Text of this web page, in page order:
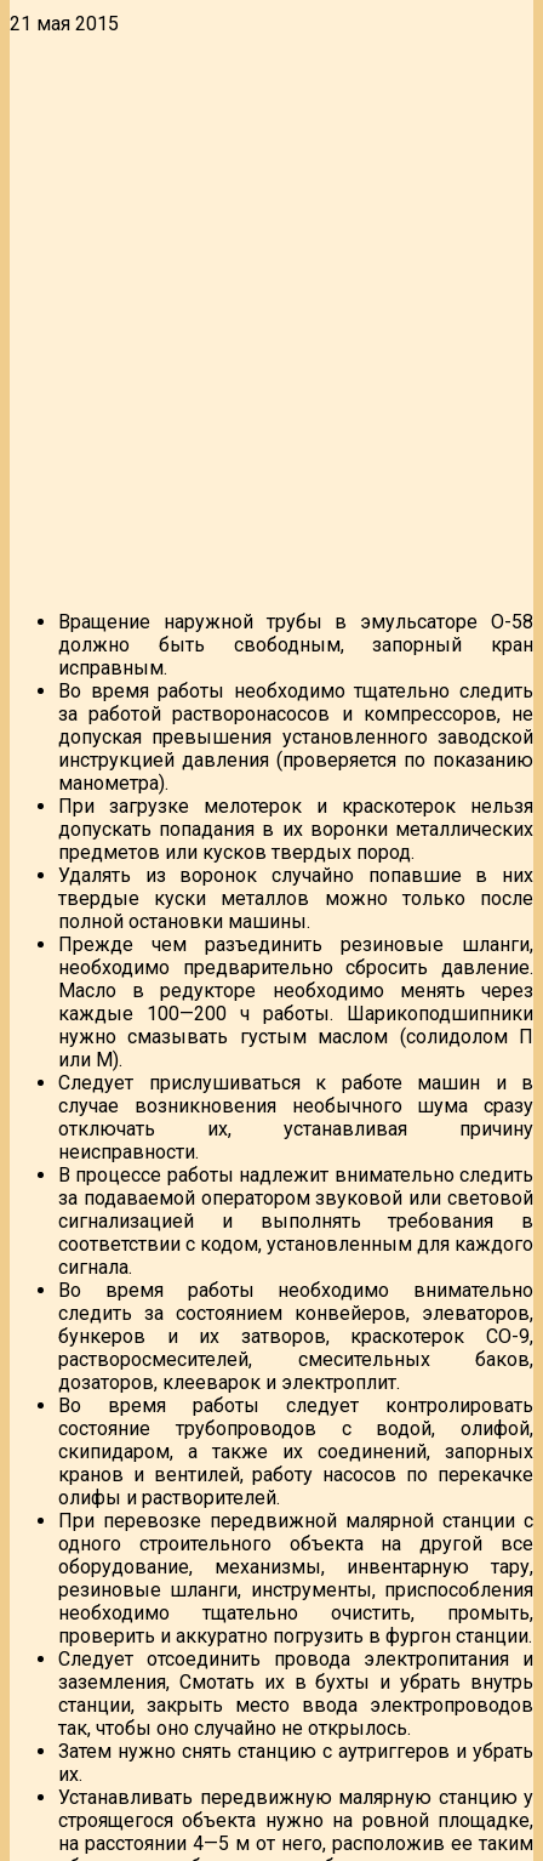
21 мая 2015
Вращение наружной трубы в эмульсаторе О-58
должно быть свободным, запорный кран
исправным.
Во время работы необходимо тщательно следить
за работой растворонасосов и компрессоров, не
допуская превышения установленного заводской
инструкцией давления (проверяется по показанию
манометра).
При загрузке мелотерок и краскотерок нельзя
допускать попадания в их воронки металлических
предметов или кусков твердых пород.
Удалять из воронок случайно попавшие в них
твердые куски металлов можно только после
полной остановки машины.
Прежде чем разъединить резиновые шланги,
необходимо предварительно сбросить давление.
Масло в редукторе необходимо менять через
каждые 100—200 ч работы. Шарикоподшипники
нужно смазывать густым маслом (солидолом П
или М).
Следует прислушиваться к работе машин и в
случае возникновения необычного шума сразу
отключать их, устанавливая причину
неисправности.
В процессе работы надлежит внимательно следить
за подаваемой оператором звуковой или световой
сигнализацией и выполнять требования в
соответствии с кодом, установленным для каждого
сигнала.
Во время работы необходимо внимательно
следить за состоянием конвейеров, элеваторов,
бункеров и их затворов, краскотерок СО-9,
растворосмесителей, смесительных баков,
дозаторов, клееварок и электроплит.
Во время работы следует контролировать
состояние трубопроводов с водой, олифой,
скипидаром, а также их соединений, запорных
кранов и вентилей, работу насосов по перекачке
олифы и растворителей.
При перевозке передвижной малярной станции с
одного строительного объекта на другой все
оборудование, механизмы, инвентарную тару,
резиновые шланги, инструменты, приспособления
необходимо тщательно очистить, промыть,
проверить и аккуратно погрузить в фургон станции.
Следует отсоединить провода электропитания и
заземления, Смотать их в бухты и убрать внутрь
станции, закрыть место ввода электропроводов
так, чтобы оно случайно не открылось.
Затем нужно снять станцию с аутриггеров и убрать
их.
Устанавливать передвижную малярную станцию у
строящегося объекта нужно на ровной площадке,
на расстоянии 4—5 м от него, расположив ее таким